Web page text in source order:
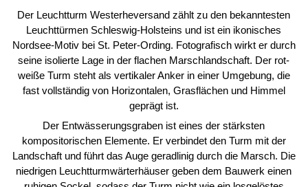
Der Leuchtturm Westerheversand zählt zu den bekanntesten
Leuchttürmen Schleswig-Holsteins und ist ein ikonisches
Nordsee-Motiv bei St. Peter-Ording. Fotografisch wirkt er durch
seine isolierte Lage in der flachen Marschlandschaft. Der rot-
weiße Turm steht als vertikaler Anker in einer Umgebung, die
fast vollständig von Horizontalen, Grasflächen und Himmel
geprägt ist.
Der Entwässerungsgraben ist eines der stärksten
kompositorischen Elemente. Er verbindet den Turm mit der
Landschaft und führt das Auge geradlinig durch die Marsch. Die
niedrigen Leuchtturmwärterhäuser geben dem Bauwerk einen